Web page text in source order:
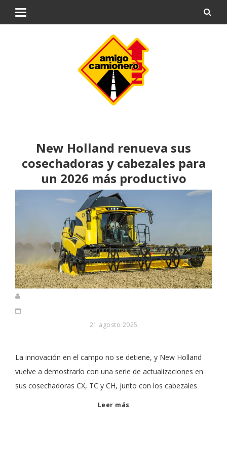
New Holland renueva sus
cosechadoras y cabezales para
un 2026 más productivo
21 agosto 2025
La innovación en el campo no se detiene, y New Holland
vuelve a demostrarlo con una serie de actualizaciones en
sus cosechadoras CX, TC y CH, junto con los cabezales
Leer más